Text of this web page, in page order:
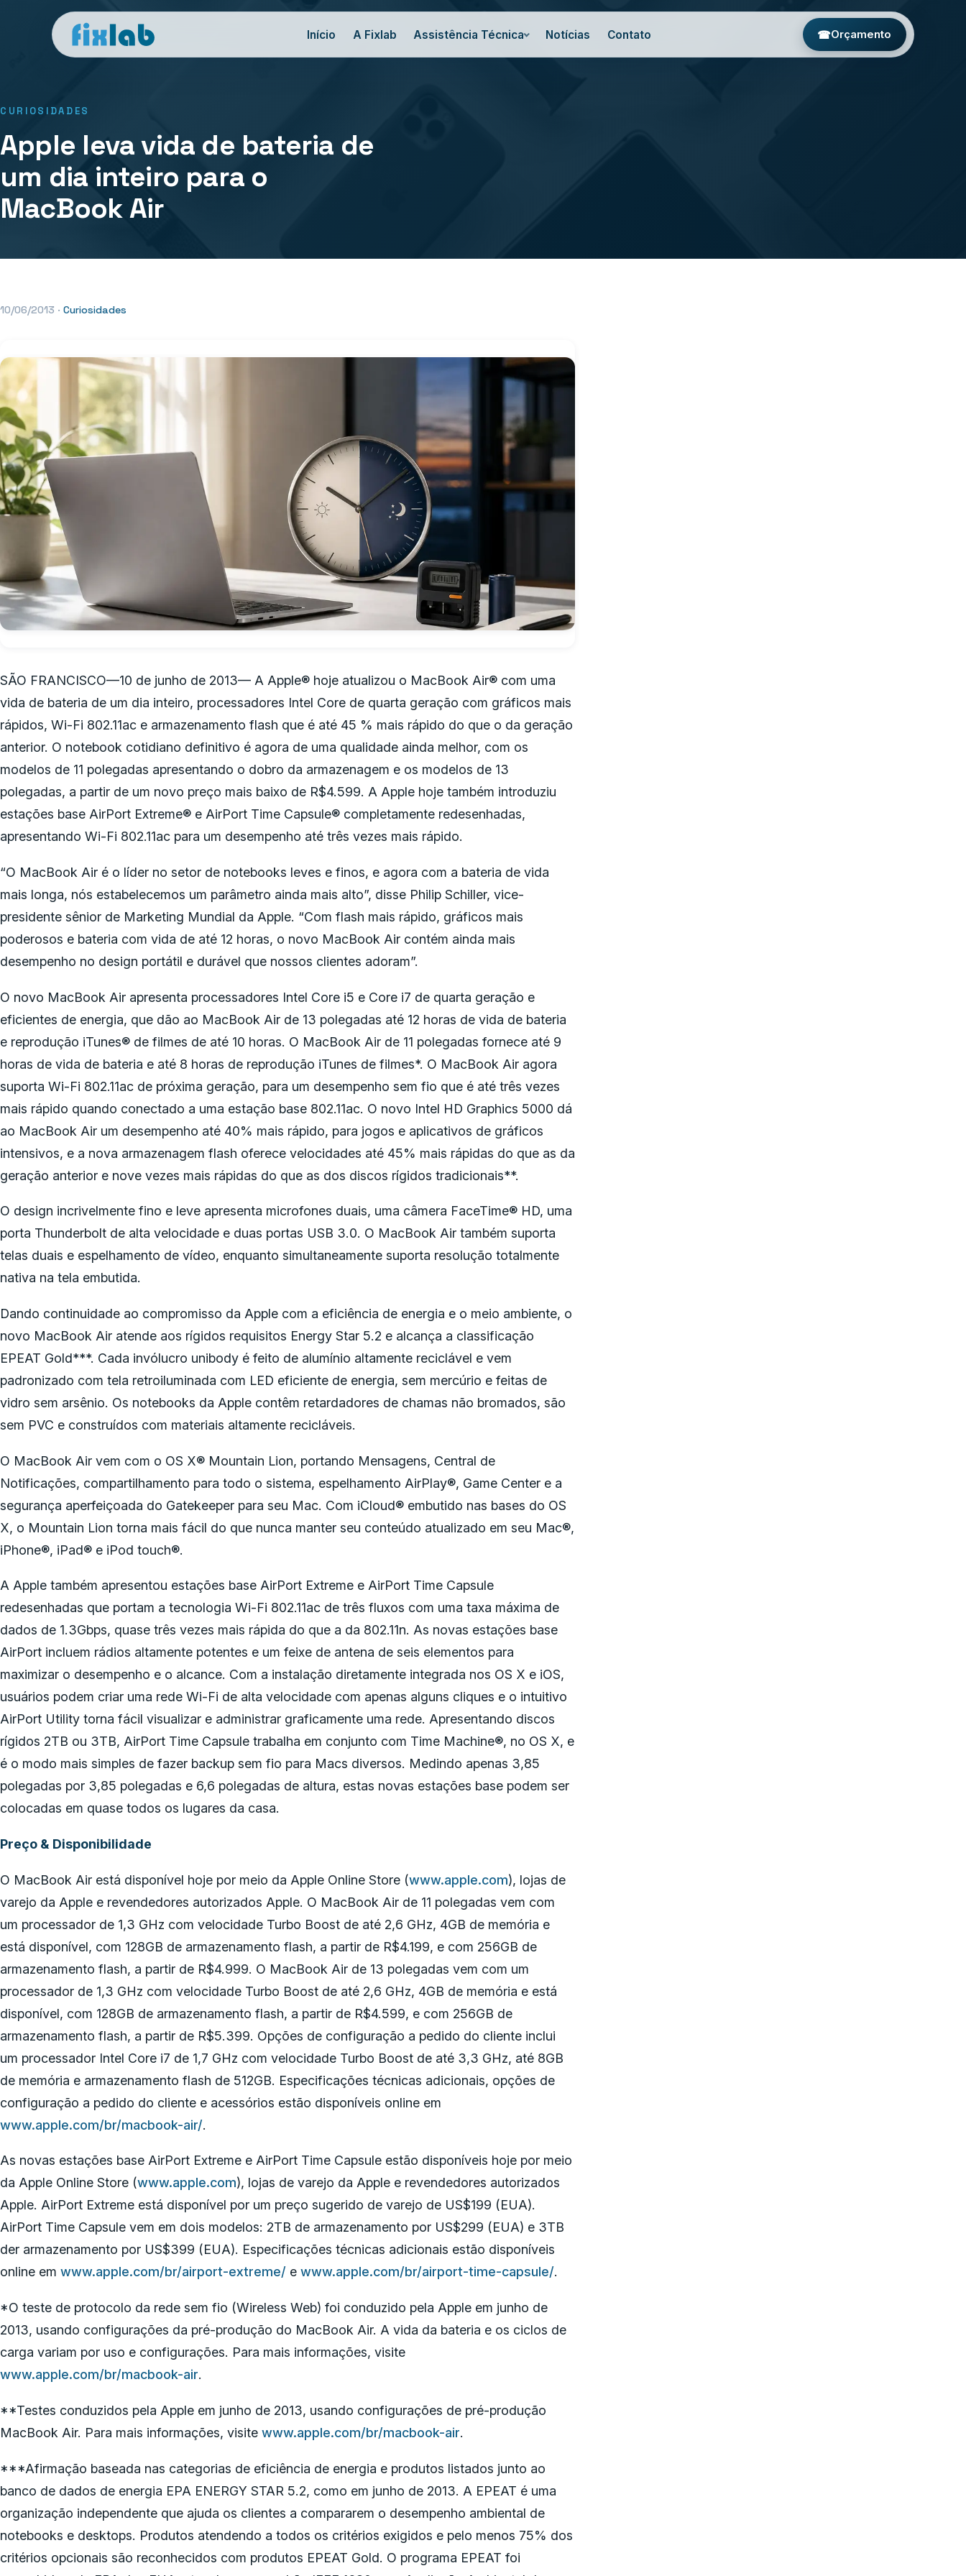
Início A Fixlab Assistência Técnica Notícias Contato ☎Orçamento
CURIOSIDADES
Apple leva vida de bateria de
um dia inteiro para o
MacBook Air
10/06/2013 · Curiosidades
SÃO FRANCISCO—10 de junho de 2013— A Apple® hoje atualizou o MacBook Air® com uma
vida de bateria de um dia inteiro, processadores Intel Core de quarta geração com gráficos mais
rápidos, Wi-Fi 802.11ac e armazenamento flash que é até 45 % mais rápido do que o da geração
anterior. O notebook cotidiano definitivo é agora de uma qualidade ainda melhor, com os
modelos de 11 polegadas apresentando o dobro da armazenagem e os modelos de 13
polegadas, a partir de um novo preço mais baixo de R$4.599. A Apple hoje também introduziu
estações base AirPort Extreme® e AirPort Time Capsule® completamente redesenhadas,
apresentando Wi-Fi 802.11ac para um desempenho até três vezes mais rápido.
“O MacBook Air é o líder no setor de notebooks leves e finos, e agora com a bateria de vida
mais longa, nós estabelecemos um parâmetro ainda mais alto”, disse Philip Schiller, vice-
presidente sênior de Marketing Mundial da Apple. “Com flash mais rápido, gráficos mais
poderosos e bateria com vida de até 12 horas, o novo MacBook Air contém ainda mais
desempenho no design portátil e durável que nossos clientes adoram”.
O novo MacBook Air apresenta processadores Intel Core i5 e Core i7 de quarta geração e
eficientes de energia, que dão ao MacBook Air de 13 polegadas até 12 horas de vida de bateria
e reprodução iTunes® de filmes de até 10 horas. O MacBook Air de 11 polegadas fornece até 9
horas de vida de bateria e até 8 horas de reprodução iTunes de filmes*. O MacBook Air agora
suporta Wi-Fi 802.11ac de próxima geração, para um desempenho sem fio que é até três vezes
mais rápido quando conectado a uma estação base 802.11ac. O novo Intel HD Graphics 5000 dá
ao MacBook Air um desempenho até 40% mais rápido, para jogos e aplicativos de gráficos
intensivos, e a nova armazenagem flash oferece velocidades até 45% mais rápidas do que as da
geração anterior e nove vezes mais rápidas do que as dos discos rígidos tradicionais**.
O design incrivelmente fino e leve apresenta microfones duais, uma câmera FaceTime® HD, uma
porta Thunderbolt de alta velocidade e duas portas USB 3.0. O MacBook Air também suporta
telas duais e espelhamento de vídeo, enquanto simultaneamente suporta resolução totalmente
nativa na tela embutida.
Dando continuidade ao compromisso da Apple com a eficiência de energia e o meio ambiente, o
novo MacBook Air atende aos rígidos requisitos Energy Star 5.2 e alcança a classificação
EPEAT Gold***. Cada invólucro unibody é feito de alumínio altamente reciclável e vem
padronizado com tela retroiluminada com LED eficiente de energia, sem mercúrio e feitas de
vidro sem arsênio. Os notebooks da Apple contêm retardadores de chamas não bromados, são
sem PVC e construídos com materiais altamente recicláveis.
O MacBook Air vem com o OS X® Mountain Lion, portando Mensagens, Central de
Notificações, compartilhamento para todo o sistema, espelhamento AirPlay®, Game Center e a
segurança aperfeiçoada do Gatekeeper para seu Mac. Com iCloud® embutido nas bases do OS
X, o Mountain Lion torna mais fácil do que nunca manter seu conteúdo atualizado em seu Mac®,
iPhone®, iPad® e iPod touch®.
A Apple também apresentou estações base AirPort Extreme e AirPort Time Capsule
redesenhadas que portam a tecnologia Wi-Fi 802.11ac de três fluxos com uma taxa máxima de
dados de 1.3Gbps, quase três vezes mais rápida do que a da 802.11n. As novas estações base
AirPort incluem rádios altamente potentes e um feixe de antena de seis elementos para
maximizar o desempenho e o alcance. Com a instalação diretamente integrada nos OS X e iOS,
usuários podem criar uma rede Wi-Fi de alta velocidade com apenas alguns cliques e o intuitivo
AirPort Utility torna fácil visualizar e administrar graficamente uma rede. Apresentando discos
rígidos 2TB ou 3TB, AirPort Time Capsule trabalha em conjunto com Time Machine®, no OS X, e
é o modo mais simples de fazer backup sem fio para Macs diversos. Medindo apenas 3,85
polegadas por 3,85 polegadas e 6,6 polegadas de altura, estas novas estações base podem ser
colocadas em quase todos os lugares da casa.
Preço & Disponibilidade
O MacBook Air está disponível hoje por meio da Apple Online Store (www.apple.com), lojas de
varejo da Apple e revendedores autorizados Apple. O MacBook Air de 11 polegadas vem com
um processador de 1,3 GHz com velocidade Turbo Boost de até 2,6 GHz, 4GB de memória e
está disponível, com 128GB de armazenamento flash, a partir de R$4.199, e com 256GB de
armazenamento flash, a partir de R$4.999. O MacBook Air de 13 polegadas vem com um
processador de 1,3 GHz com velocidade Turbo Boost de até 2,6 GHz, 4GB de memória e está
disponível, com 128GB de armazenamento flash, a partir de R$4.599, e com 256GB de
armazenamento flash, a partir de R$5.399. Opções de configuração a pedido do cliente inclui
um processador Intel Core i7 de 1,7 GHz com velocidade Turbo Boost de até 3,3 GHz, até 8GB
de memória e armazenamento flash de 512GB. Especificações técnicas adicionais, opções de
configuração a pedido do cliente e acessórios estão disponíveis online em
www.apple.com/br/macbook-air/.
As novas estações base AirPort Extreme e AirPort Time Capsule estão disponíveis hoje por meio
da Apple Online Store (www.apple.com), lojas de varejo da Apple e revendedores autorizados
Apple. AirPort Extreme está disponível por um preço sugerido de varejo de US$199 (EUA).
AirPort Time Capsule vem em dois modelos: 2TB de armazenamento por US$299 (EUA) e 3TB
der armazenamento por US$399 (EUA). Especificações técnicas adicionais estão disponíveis
online em www.apple.com/br/airport-extreme/ e www.apple.com/br/airport-time-capsule/.
*O teste de protocolo da rede sem fio (Wireless Web) foi conduzido pela Apple em junho de
2013, usando configurações da pré-produção do MacBook Air. A vida da bateria e os ciclos de
carga variam por uso e configurações. Para mais informações, visite
www.apple.com/br/macbook-air.
**Testes conduzidos pela Apple em junho de 2013, usando configurações de pré-produção
MacBook Air. Para mais informações, visite www.apple.com/br/macbook-air.
***Afirmação baseada nas categorias de eficiência de energia e produtos listados junto ao
banco de dados de energia EPA ENERGY STAR 5.2, como em junho de 2013. A EPEAT é uma
organização independente que ajuda os clientes a compararem o desempenho ambiental de
notebooks e desktops. Produtos atendendo a todos os critérios exigidos e pelo menos 75% dos
critérios opcionais são reconhecidos com produtos EPEAT Gold. O programa EPEAT foi